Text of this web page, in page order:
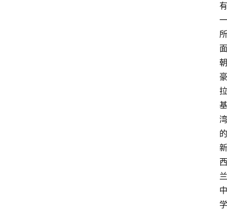
有
一
所
面
朝
豪
拉
基
湾
的
新
西
兰
中
学